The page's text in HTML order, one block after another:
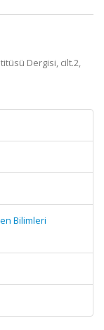
Dergisi, cilt.2,
Bilimleri